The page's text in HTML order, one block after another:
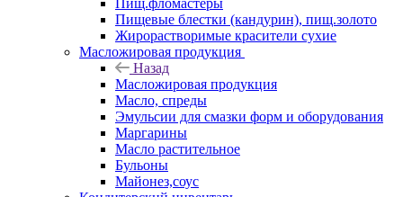
Пищ.фломастеры
Пищевые блестки (кандурин), пищ.золото
Жирорастворимые красители сухие
Масложировая продукция
Назад
Масложировая продукция
Масло, спреды
Эмульсии для смазки форм и оборудования
Маргарины
Масло растительное
Бульоны
Майонез,соус